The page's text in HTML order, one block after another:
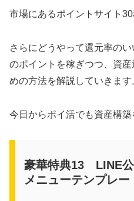
市場にあるポイントサイト
さらにどうやって還元率の
のポイントを稼ぎつつ、資
めの方法を解説していきます
今日からポイ活でも資産構築
豪華特典13 LINE
メニューテンプレー